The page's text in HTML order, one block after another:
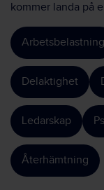
kommer landa på
Arbetsbelastning
Delaktighet
Ledarskap
Återhämtning